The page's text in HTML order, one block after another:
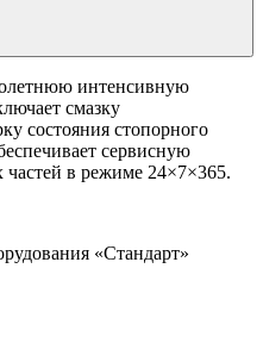
интенсивную
смазку
состояния стопорного
сервисную
частей в режиме 24×7×365.
«Стандарт»